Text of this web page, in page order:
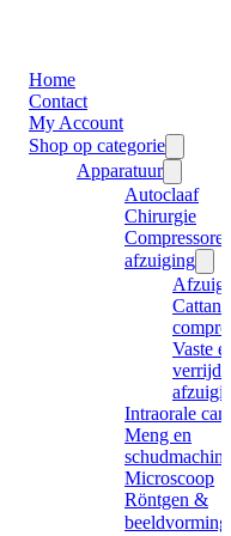
Home
Contact
My Account
Shop op categorie
Apparatuur
Autoclaaf
Chirurgie
afzuiging
Cattani
Vaste
Intraorale
Meng en
Microscoop
Röntgen &
beeldvorming